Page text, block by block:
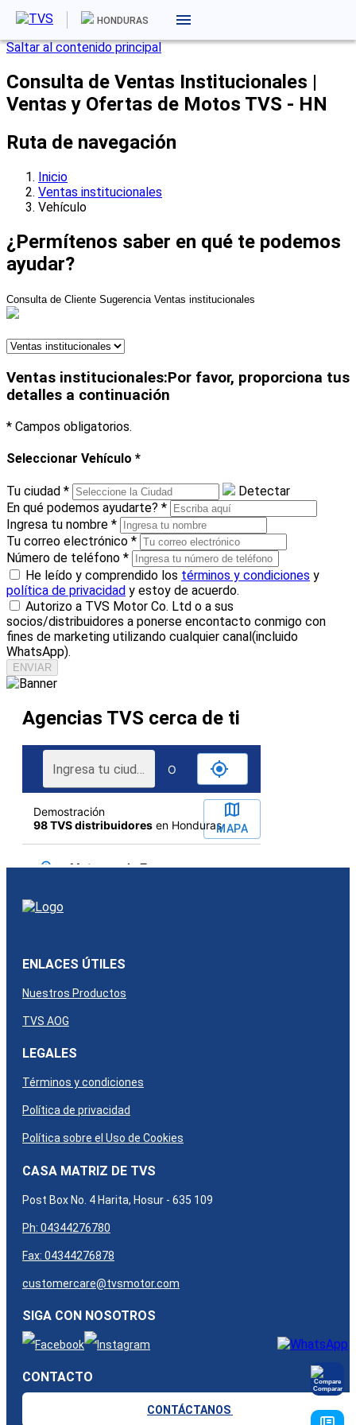
Saltar al contenido principal
Consulta de Ventas Institucionales |
Ventas y Ofertas de Motos TVS - HN
HONDURAS
Ruta de navegación
Inicio
Ventas institucionales
Vehículo
¿Permítenos saber en qué te podemos
ayudar?
Consulta de Cliente Sugerencia Ventas institucionales
Ventas institucionales:Por favor, proporciona tus
detalles a continuación
* Campos obligatorios.
Seleccionar Vehículo *
Tu ciudad *
Detectar
En qué podemos ayudarte? *
Ingresa tu nombre *
Tu correo electrónico *
Número de teléfono *
He leído y comprendido los términos y condiciones y
política de privacidad y estoy de acuerdo.
Autorizo a TVS Motor Co. Ltd o a sus
socios/distribuidores a ponerse encontacto conmigo con
fines de marketing utilizando cualquier canal(incluido
WhatsApp).
Agencias TVS cerca de ti
ENLACES ÚTILES
Nuestros Productos
TVS AOG
LEGALES
Términos y condiciones
Política de privacidad
Política sobre el Uso de Cookies
CASA MATRIZ DE TVS
Post Box No. 4 Harita, Hosur - 635 109
Ph: 04344276780
Fax: 04344276878
customercare@tvsmotor.com
SIGA CON NOSOTROS
CONTACTO
CONTÁCTANOS
Comparar